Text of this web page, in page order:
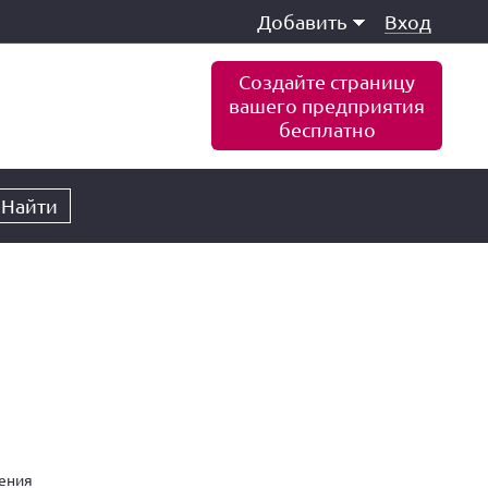
Добавить Вход
Создайте страницу
вашего предприятия
бесплатно
Найти